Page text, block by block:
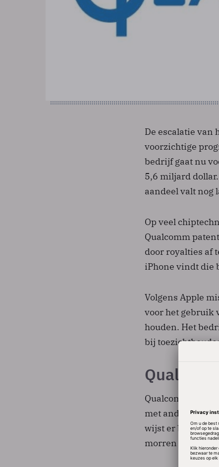
De escalatie van
voorzichtige
bedrijf gaat nu
5,6 miljard
aandeel valt nog
Op veel
Qualcomm
door royalties af
iPhone vindt die
Volgens Apple
voor het gebruik
houden. Het
bij
Qualcomm blijft
met andere
wijst er
morren heeft